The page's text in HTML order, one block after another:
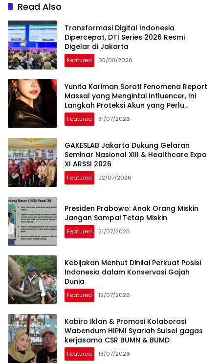
Read Also
Transformasi Digital Indonesia
Dipercepat, DTI Series 2026 Resmi
Digelar di Jakarta
Featured 05/08/2026
Yunita Kariman Soroti Fenomena Report
Massal yang Mengintai Influencer, Ini
Langkah Proteksi Akun yang Perlu
Diketahui
Featured 31/07/2026
GAKESLAB Jakarta Dukung Gelaran
Seminar Nasional XIII & Healthcare Expo
XI ARSSI 2026
Featured 22/07/2026
Presiden Prabowo: Anak Orang Miskin
Jangan Sampai Tetap Miskin
Featured 21/07/2026
Kebijakan Menhut Dinilai Perkuat Posisi
Indonesia dalam Konservasi Gajah
Dunia
Featured 19/07/2026
Kabiro Iklan & Promosi Kolaborasi
Wabendum HIPMI Syariah Sulsel gagas
kerjasama CSR BUMN & BUMD
Featured 18/07/2026